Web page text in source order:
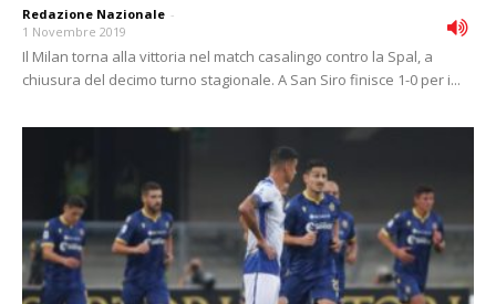
Redazione Nazionale -
1 Novembre 2019
Il Milan torna alla vittoria nel match casalingo contro la Spal, a
chiusura del decimo turno stagionale. A San Siro finisce 1-0 per i...